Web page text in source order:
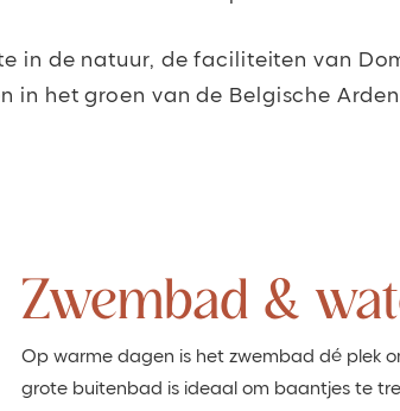
in de natuur, de faciliteiten van
in het groen van de Belgische
Zwembad &
Op warme dagen is het zwembad dé plek
grote buitenbad is ideaal om baantjes te